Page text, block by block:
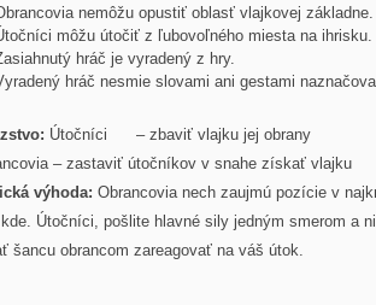
nemôžu opustiť oblasť vlajkovej základne.
môžu útočiť z ľubovoľného miesta na ihrisku.
hráč je vyradený z hry.
hráč nesmie slovami ani gestami
Útočníci – zbaviť vlajku jej obrany
– zastaviť útočníkov v snahe získať vlajku
výhoda: Obrancovia nech zaujmú pozície v
Útočníci, pošlite hlavné sily jedným smerom a
šancu obrancom zareagovať na váš útok.